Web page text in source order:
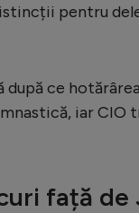
pentru
ce
iar CIO
față de